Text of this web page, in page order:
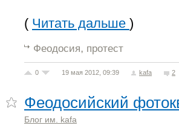
( Читать дальше )
Феодосия, протест
0 19 мая 2012, 09:39 kafa 2
Феодосийский
Блог им. kafa